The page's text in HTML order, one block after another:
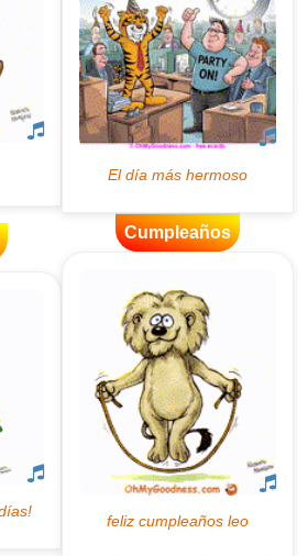
Cumpleaños